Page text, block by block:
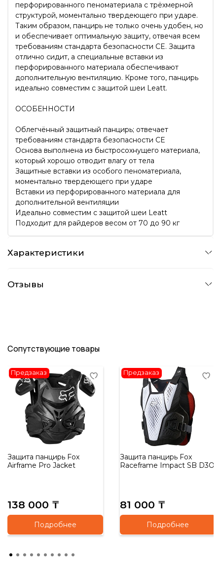
перфорированного пеноматериала с трёхмерной
структурой, моментально твердеющего при ударе.
Таким образом, панцирь не только очень удобен, но
и обеспечивает оптимальную защиту, отвечая всем
требованиям стандарта безопасности CE. Защита
отлично сидит, а специальные вставки из
перфорированного материала обеспечивают
дополнительную вентиляцию. Кроме того, панцирь
идеально совместим с защитой шеи Leatt.
ОСОБЕННОСТИ
Облегчённый защитный панцирь; отвечает
требованиям стандарта безопасности CE
Основа выполнена из быстросохнущего материала,
который хорошо отводит влагу от тела
Защитные вставки из особого пеноматериала,
моментально твердеющего при ударе
Вставки из перфорированного материала для
дополнительной вентиляции
Идеально совместим с защитой шеи Leatt
Подходит для райдеров весом от 70 до 90 кг
Характеристики
Отзывы
Сопутствующие товары
Предзаказ
Защита панцирь Fox
Airframe Pro Jacket
138 000 ₸
Подробнее
Предзаказ
Защита панцирь Fox
Raceframe Impact SB D3O
81 000 ₸
Подробнее